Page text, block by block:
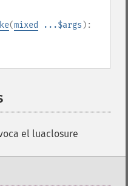
(mixed ...$args ):
el luaclosure